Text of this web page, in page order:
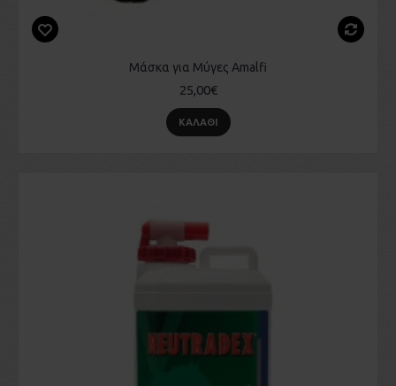
Μάσκα για Μύγες Amalfi
25,00€
ΚΑΛΆΘΙ